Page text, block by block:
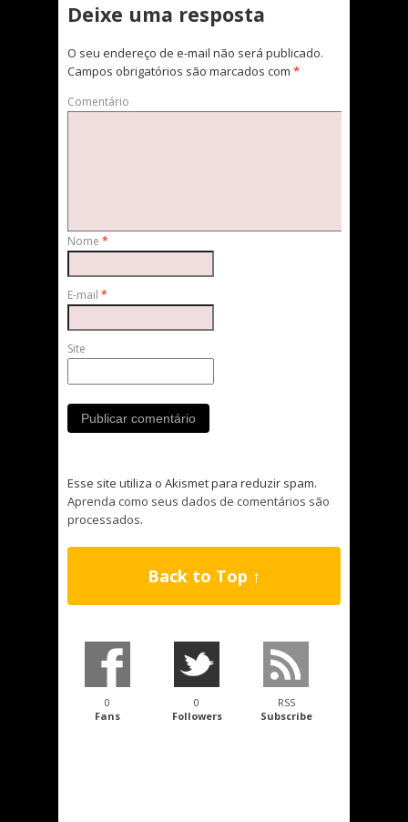
Deixe uma resposta
O seu endereço de e-mail não será publicado.
Campos obrigatórios são marcados com *
Comentário
Nome *
E-mail *
Site
Esse site utiliza o Akismet para reduzir spam.
Aprenda como seus dados de comentários são
processados.
Back to Top ↑
0
Fans
0
Followers
RSS
Subscribe